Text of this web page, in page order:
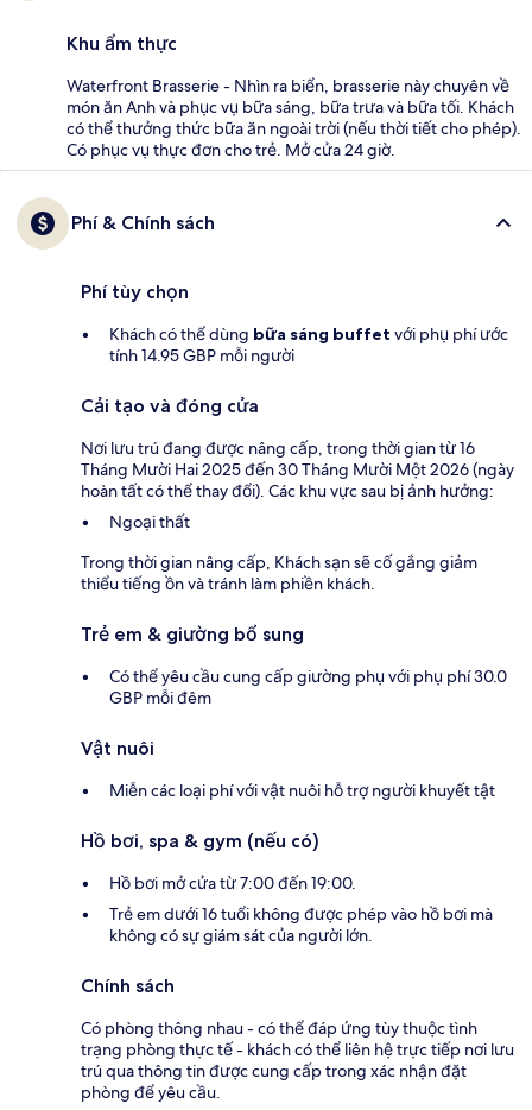
Khu ẩm thực
Waterfront Brasserie - Nhìn ra biển, brasserie này chuyên về
món ăn Anh và phục vụ bữa sáng, bữa trưa và bữa tối. Khách
có thể thưởng thức bữa ăn ngoài trời (nếu thời tiết cho phép).
Có phục vụ thực đơn cho trẻ. Mở cửa 24 giờ.
Phí & Chính sách
Phí tùy chọn
Khách có thể dùng bữa sáng buffet với phụ phí ước
tính 14.95 GBP mỗi người
Cải tạo và đóng cửa
Nơi lưu trú đang được nâng cấp, trong thời gian từ 16
Tháng Mười Hai 2025 đến 30 Tháng Mười Một 2026 (ngày
hoàn tất có thể thay đổi). Các khu vực sau bị ảnh hưởng:
Ngoại thất
Trong thời gian nâng cấp, Khách sạn sẽ cố gắng giảm
thiểu tiếng ồn và tránh làm phiền khách.
Trẻ em & giường bổ sung
Có thể yêu cầu cung cấp giường phụ với phụ phí 30.0
GBP mỗi đêm
Vật nuôi
Miễn các loại phí với vật nuôi hỗ trợ người khuyết tật
Hồ bơi, spa & gym (nếu có)
Hồ bơi mở cửa từ 7:00 đến 19:00.
Trẻ em dưới 16 tuổi không được phép vào hồ bơi mà
không có sự giám sát của người lớn.
Chính sách
Có phòng thông nhau - có thể đáp ứng tùy thuộc tình
trạng phòng thực tế - khách có thể liên hệ trực tiếp nơi lưu
trú qua thông tin được cung cấp trong xác nhận đặt
phòng để yêu cầu.